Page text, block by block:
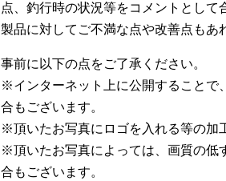
点、釣行時の状況等をコメントとして
製品に対してご不満な点や改善点もあ
事前に以下の点をご了承ください。
※インターネット上に公開することで
合もございます。
※頂いたお写真にロゴを入れる等の加
※頂いたお写真によっては、画質の低
合もございます。